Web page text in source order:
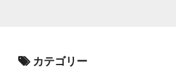
カテゴリー